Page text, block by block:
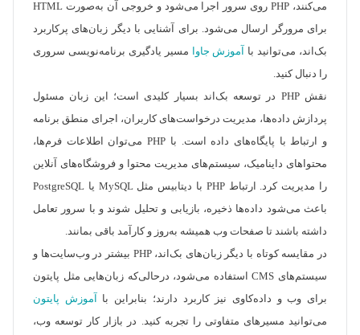
می‌کنند، PHP روی سرور اجرا می‌شود و خروجی آن به‌صورت HTML
برای مرورگر ارسال می‌شود. برای آشنایی با دیگر زبان‌های پرکاربرد
بک‌اند، می‌توانید با
آموزش جاوا
مسیر یادگیری برنامه‌نویسی سروری
را دنبال کنید.
نقش PHP در توسعه بک‌اند بسیار کلیدی است؛ این زبان مسئول
پردازش داده‌ها، مدیریت درخواست‌های کاربران، اجرای منطق برنامه
و ارتباط با پایگاه‌های داده است. با PHP می‌توان اطلاعات فرم‌ها،
محتواهای داینامیک، سیستم‌های مدیریت محتوا و فروشگاه‌های آنلاین
را مدیریت کرد. ارتباط PHP با دیتابیس مثل MySQL یا PostgreSQL
باعث می‌شود داده‌ها ذخیره، بازیابی و تحلیل شوند و با سرور تعامل
داشته باشند تا صفحات وب همیشه به‌روز و کارآمد باقی بمانند.
در مقایسه کوتاه با دیگر زبان‌های بک‌اند، PHP بیشتر در وب‌سایت‌ها و
سیستم‌های CMS استفاده می‌شود، درحالی‌که زبان‌هایی مثل پایتون
برای وب و داده‌کاوی نیز کاربرد دارند؛ بنابراین با
آموزش پایتون
می‌توانید مسیرهای متفاوتی را تجربه کنید. در بازار کار توسعه وب،